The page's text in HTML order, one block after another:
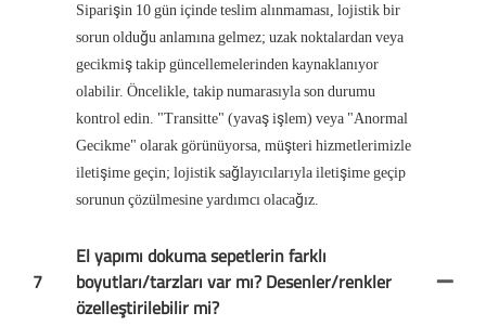
Siparişin 10 gün içinde teslim alınmaması, lojistik bir
sorun olduğu anlamına gelmez; uzak noktalardan veya
gecikmiş takip güncellemelerinden kaynaklanıyor
olabilir. Öncelikle, takip numarasıyla son durumu
kontrol edin. "Transitte" (yavaş işlem) veya "Anormal
Gecikme" olarak görünüyorsa, müşteri hizmetlerimizle
iletişime geçin; lojistik sağlayıcılarıyla iletişime geçip
sorunun çözülmesine yardımcı olacağız.
7
El yapımı dokuma sepetlerin farklı
boyutları/tarzları var mı? Desenler/renkler
özelleştirilebilir mi?